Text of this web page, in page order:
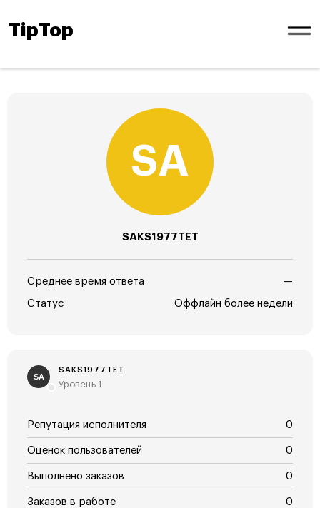
TipTop
SAKS1977TET
Среднее время ответа —
Статус Оффлайн более недели
SA
SAKS1977TET
Уровень 1
Репутация исполнителя 0
Оценок пользователей 0
Выполнено заказов 0
Заказов в работе 0